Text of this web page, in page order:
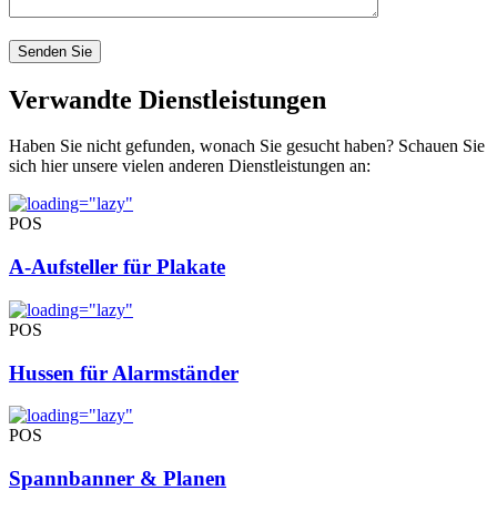
Verwandte Dienstleistungen
Haben Sie nicht gefunden, wonach Sie gesucht haben? Schauen Sie
sich hier unsere vielen anderen Dienstleistungen an:
POS
A-Aufsteller für Plakate
POS
Hussen für Alarmständer
POS
Spannbanner & Planen